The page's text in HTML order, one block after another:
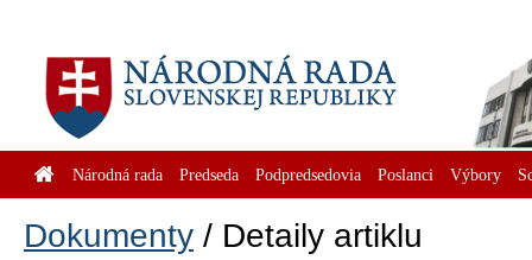
Národná rada Predseda Podpredsedovia Poslanci Výbory
Dokumenty Detaily artiklu